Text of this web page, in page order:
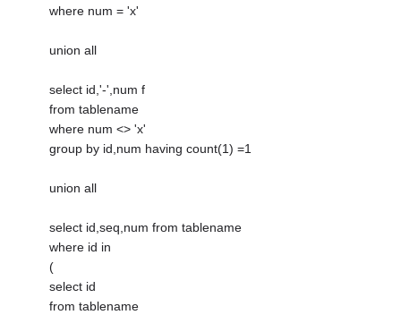
where num = 'x'
union all
select id,'-',num f
from tablename
where num <> 'x'
group by id,num having count(1) =1
union all
select id,seq,num from tablename
where id in
(
select id
from tablename